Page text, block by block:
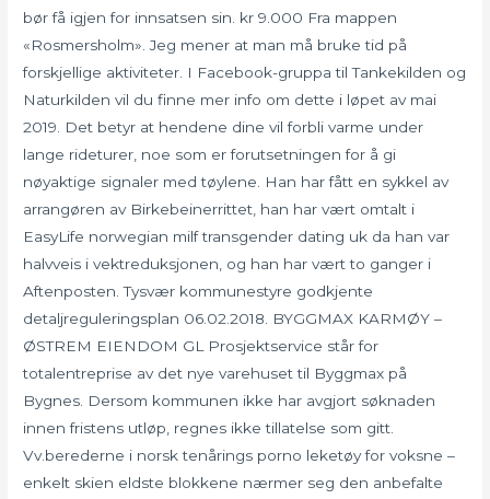
bør få igjen for innsatsen sin. kr 9.000 Fra mappen
«Rosmersholm». Jeg mener at man må bruke tid på
forskjellige aktiviteter. I Facebook-gruppa til Tankekilden og
Naturkilden vil du finne mer info om dette i løpet av mai
2019. Det betyr at hendene dine vil forbli varme under
lange rideturer, noe som er forutsetningen for å gi
nøyaktige signaler med tøylene. Han har fått en sykkel av
arrangøren av Birkebeinerrittet, han har vært omtalt i
EasyLife norwegian milf transgender dating uk da han var
halvveis i vektreduksjonen, og han har vært to ganger i
Aftenposten. Tysvær kommunestyre godkjente
detaljreguleringsplan 06.02.2018. BYGGMAX KARMØY –
ØSTREM EIENDOM GL Prosjektservice står for
totalentreprise av det nye varehuset til Byggmax på
Bygnes. Dersom kommunen ikke har avgjort søknaden
innen fristens utløp, regnes ikke tillatelse som gitt.
Vv.berederne i norsk tenårings porno leketøy for voksne –
enkelt skien eldste blokkene nærmer seg den anbefalte